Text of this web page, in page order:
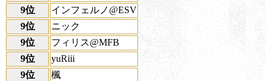
9位
インフェルノ@ESV
9位
ニック
9位
フィリス@MFB
9位
yuRiii
9位
楓